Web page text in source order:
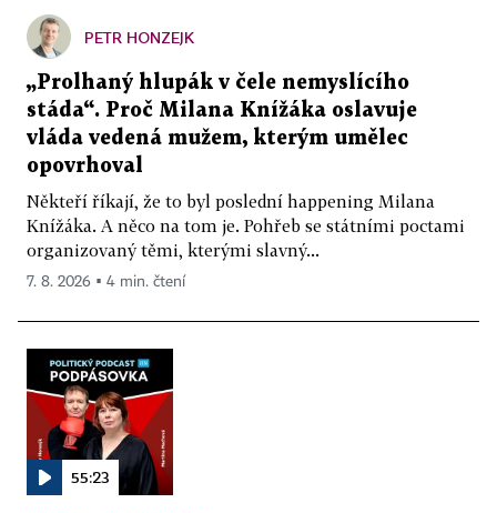
PETR HONZEJK
„Prolhaný hlupák v čele nemyslícího
stáda“. Proč Milana Knížáka oslavuje
vláda vedená mužem, kterým umělec
opovrhoval
Někteří říkají, že to byl poslední happening Milana
Knížáka. A něco na tom je. Pohřeb se státními poctami
organizovaný těmi, kterými slavný...
7. 8. 2026 ▪ 4 min. čtení
55:23